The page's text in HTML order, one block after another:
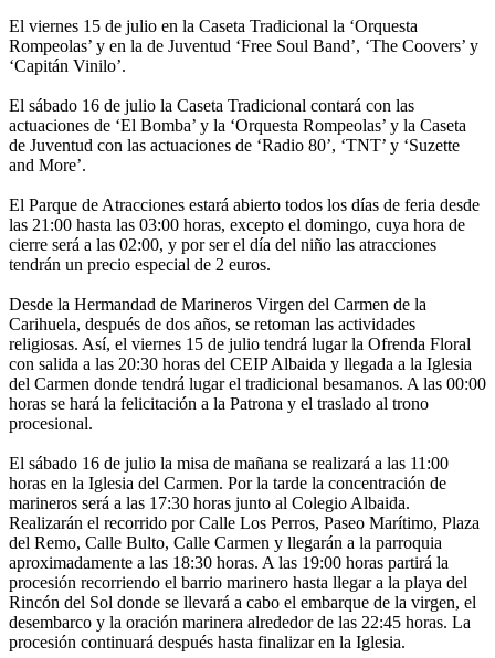
El viernes 15 de julio en la Caseta Tradicional la ‘Orquesta
Rompeolas’ y en la de Juventud ‘Free Soul Band’, ‘The Coovers’ y
‘Capitán Vinilo’.
El sábado 16 de julio la Caseta Tradicional contará con las
actuaciones de ‘El Bomba’ y la ‘Orquesta Rompeolas’ y la Caseta
de Juventud con las actuaciones de ‘Radio 80’, ‘TNT’ y ‘Suzette
and More’.
El Parque de Atracciones estará abierto todos los días de feria desde
las 21:00 hasta las 03:00 horas, excepto el domingo, cuya hora de
cierre será a las 02:00, y por ser el día del niño las atracciones
tendrán un precio especial de 2 euros.
Desde la Hermandad de Marineros Virgen del Carmen de la
Carihuela, después de dos años, se retoman las actividades
religiosas. Así, el viernes 15 de julio tendrá lugar la Ofrenda Floral
con salida a las 20:30 horas del CEIP Albaida y llegada a la Iglesia
del Carmen donde tendrá lugar el tradicional besamanos. A las 00:00
horas se hará la felicitación a la Patrona y el traslado al trono
procesional.
El sábado 16 de julio la misa de mañana se realizará a las 11:00
horas en la Iglesia del Carmen. Por la tarde la concentración de
marineros será a las 17:30 horas junto al Colegio Albaida.
Realizarán el recorrido por Calle Los Perros, Paseo Marítimo, Plaza
del Remo, Calle Bulto, Calle Carmen y llegarán a la parroquia
aproximadamente a las 18:30 horas. A las 19:00 horas partirá la
procesión recorriendo el barrio marinero hasta llegar a la playa del
Rincón del Sol donde se llevará a cabo el embarque de la virgen, el
desembarco y la oración marinera alrededor de las 22:45 horas. La
procesión continuará después hasta finalizar en la Iglesia.